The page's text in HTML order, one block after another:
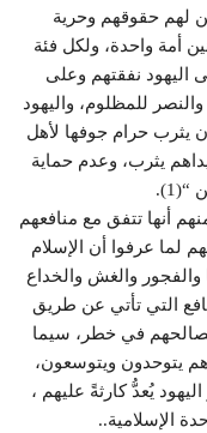
لهم حقوقهم وحرية
أمة واحدة، ولكل فئة
اليهود نفقتهم وعلى
للمظلوم، واليهود
يثرب حرام جوفها لأهل
يثرب، وعدم حماية
“(1).
أنها تتفق مع منافعهم
لما عرفوا أن الإسلام
والفجور والغش والخداع
التي تأتي عن طريق
مصالحهم في خطر، سيما
يتوحدون ويتوسعون،
يُعدُّ كارثةً عليهم ،
الإسلامية..